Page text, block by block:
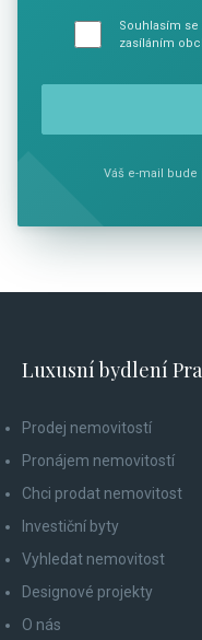
Souhlasím
zasíláním
Váš e-mail
Luxusní bydlení
Prodej nemovitostí
Pronájem nemovitostí
Chci prodat nemovitost
Investiční byty
Vyhledat nemovitost
Designové projekty
O nás